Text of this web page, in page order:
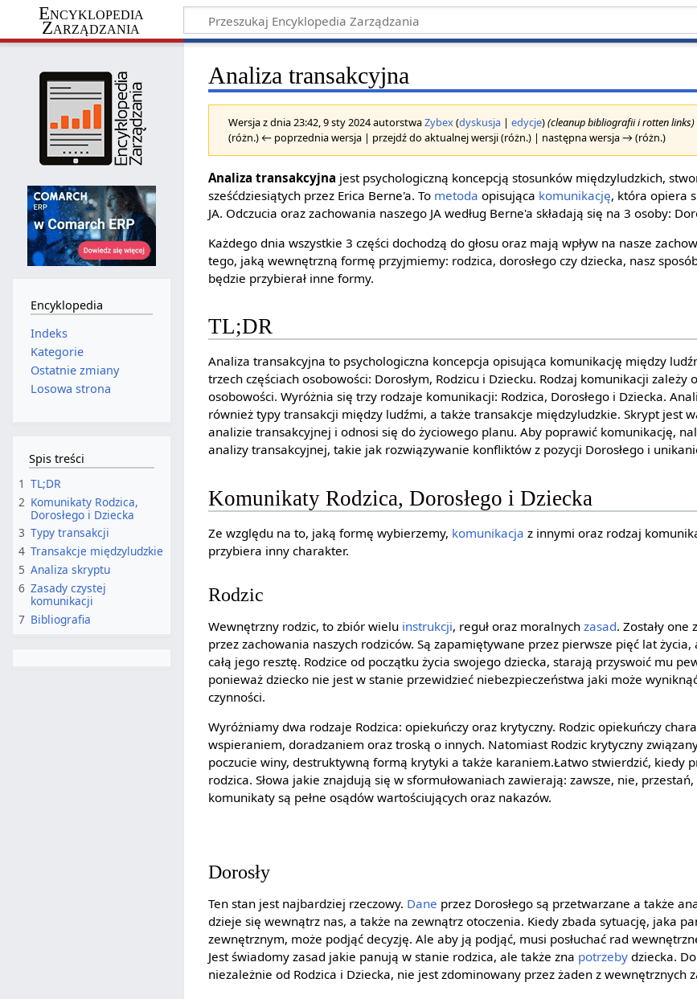
Encyklopedia
Zarządzania
Analiza transakcyjna
Wersja z dnia 23:42, 9 sty 2024 autorstwaZybex(dyskusja |edycje)(cleanup bibliografii i rotten links)
(różn.) ← poprzednia wersja | przejdź do aktualnej wersji (różn.) | następna wersja → (różn.)
Analiza transakcyjna jest psychologiczną koncepcją stosunków międzyludzkich,
sześćdziesiątych przez Erica Berne'a. To metoda opisująca komunikację, która opiera
JA. Odczucia oraz zachowania naszego JA według Berne'a składają się na 3 osoby:
Każdego dnia wszystkie 3 części dochodzą do głosu oraz mają wpływ na nasze
tego, jaką wewnętrzną formę przyjmiemy: rodzica, dorosłego czy dziecka, nasz
będzie przybierał inne formy.
TL;DR
Analiza transakcyjna to psychologiczna koncepcja opisująca komunikację między
trzech częściach osobowości: Dorosłym, Rodzicu i Dziecku. Rodzaj komunikacji zależy
osobowości. Wyróżnia się trzy rodzaje komunikacji: Rodzica, Dorosłego i Dziecka.
również typy transakcji między ludźmi, a także transakcje międzyludzkie. Skrypt jest
analizie transakcyjnej i odnosi się do życiowego planu. Aby poprawić komunikację,
analizy transakcyjnej, takie jak rozwiązywanie konfliktów z pozycji Dorosłego i
Komunikaty Rodzica, Dorosłego i Dziecka
Ze względu na to, jaką formę wybierzemy, komunikacja z innymi oraz rodzaj
przybiera inny charakter.
Rodzic
Wewnętrzny rodzic, to zbiór wielu instrukcji, reguł oraz moralnychzasad. Zostały one
przez zachowania naszych rodziców. Są zapamiętywane przez pierwsze pięć lat
całą jego resztę. Rodzice od początku życia swojego dziecka, starają przyswoić mu
ponieważ dziecko nie jest w stanie przewidzieć niebezpieczeństwa jaki może
czynności.
Wyróżniamy dwa rodzaje Rodzica: opiekuńczy oraz krytyczny. Rodzic opiekuńczy
wspieraniem, doradzaniem oraz troską o innych. Natomiast Rodzic krytyczny
poczucie winy, destruktywną formą krytyki a także karaniem.Łatwo stwierdzić, kiedy
rodzica. Słowa jakie znajdują się w sformułowaniach zawierają: zawsze, nie,
komunikaty są pełne osądów wartościujących oraz nakazów.
Dorosły
Ten stan jest najbardziej rzeczowy. Dane przez Dorosłego są przetwarzane a także
dzieje się wewnątrz nas, a także na zewnątrz otoczenia. Kiedy zbada sytuację, jaka
zewnętrznym, może podjąć decyzję. Ale aby ją podjąć, musi posłuchać rad
Jest świadomy zasad jakie panują w stanie rodzica, ale także zna potrzeby dziecka.
niezależnie od Rodzica i Dziecka, nie jest zdominowany przez żaden z wewnętrznych
Encyklopedia
Indeks
Kategorie
Ostatnie zmiany
Losowa strona
Spis treści
1 TL;DR
2 Komunikaty Rodzica,
Dorosłego i Dziecka
3 Typy transakcji
4 Transakcje międzyludzkie
5 Analiza skryptu
6 Zasady czystej
komunikacji
7 Bibliografia